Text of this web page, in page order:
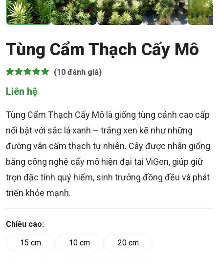
Tùng Cẩm Thạch Cấy Mô
trên 5 dựa
trênđánh
(10 đánh giá)
Liên hệ
Tùng Cẩm Thạch Cấy Mô là giống tùng cảnh cao cấp
nổi bật với sắc lá xanh – trắng xen kẽ như những
đường vân cẩm thạch tự nhiên. Cây được nhân giống
bằng công nghệ cấy mô hiện đại tại ViGen, giúp giữ
trọn đặc tính quý hiếm, sinh trưởng đồng đều và phát
triển khỏe mạnh.
Chiều cao:
15 cm
10 cm 20 cm